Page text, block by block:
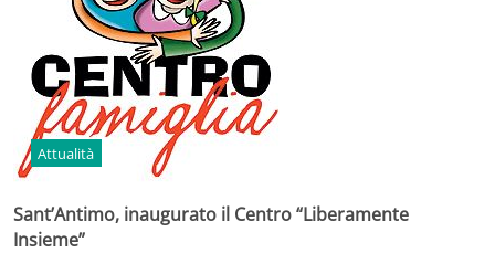
Attualità
Sant’Antimo, inaugurato il Centro “Liberamente
Insieme”